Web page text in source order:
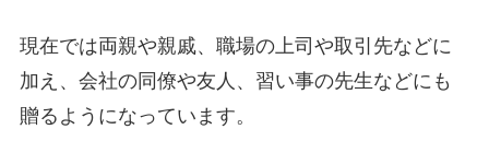
現在では両親や親戚、職場の上司や取引先などに
加え、会社の同僚や友人、習い事の先生などにも
贈るようになっています。